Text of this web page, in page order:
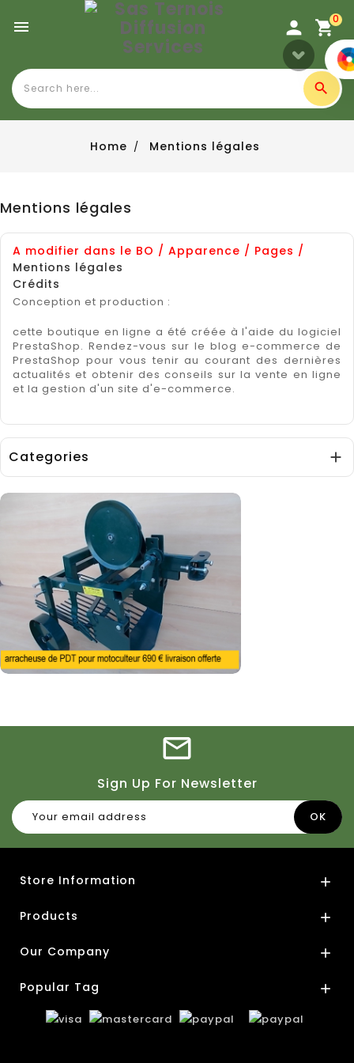
0

Home Mentions légales
Mentions légales
A modifier dans le BO / Apparence / Pages /
Mentions légales
Crédits
Conception et production :
cette boutique en ligne a été créée à l'aide du logiciel
PrestaShop. Rendez-vous sur le blog e-commerce de
PrestaShop pour vous tenir au courant des dernières
actualités et obtenir des conseils sur la vente en ligne
et la gestion d'un site d'e-commerce.
Categories 
Sign Up For Newsletter
Store Information 
Products 
Our Company 
Popular Tag 